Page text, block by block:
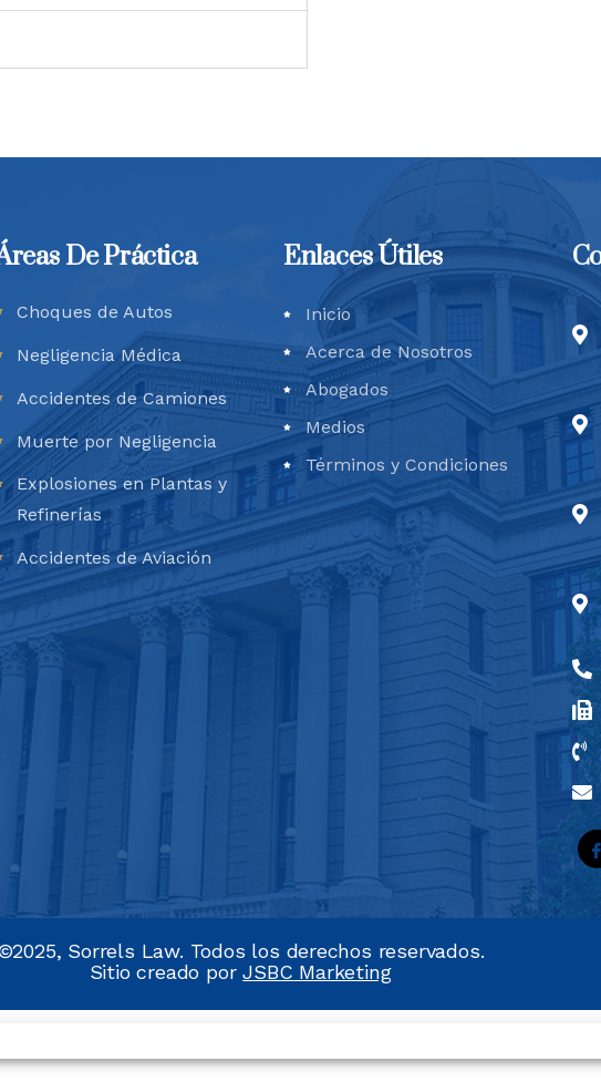
De Práctica
Choques de Autos
Negligencia Médica
Accidentes de Camiones
Muerte por Negligencia
Explosiones en Plantas y
Refinerías
Accidentes de Aviación
Enlaces Útiles
Inicio
Acerca de Nosotros
Abogados
Medios
Términos y Condiciones
Sorrels Law. Todos los derechos reservados.
Sitio creado porJSBC Marketing